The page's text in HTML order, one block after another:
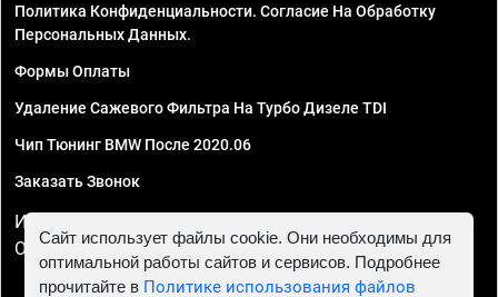
Политика Конфиденциальности. Согласие На Обработку
Персональных Данных.
Формы Оплаты
Удаление Сажевого Фильтра На Турбо Дизеле TDI
Чип Тюнинг BMW После 2020.06
Заказать Звонок
ИП Смирнов Георгий Павлович. ИНН 781302555843,
ОГРНИП 324470400032610
Сайт использует файлы cookie. Они необходимы для
оптимальной работы сайтов и сервисов. Подробнее
прочитайте в Политике использования файлов